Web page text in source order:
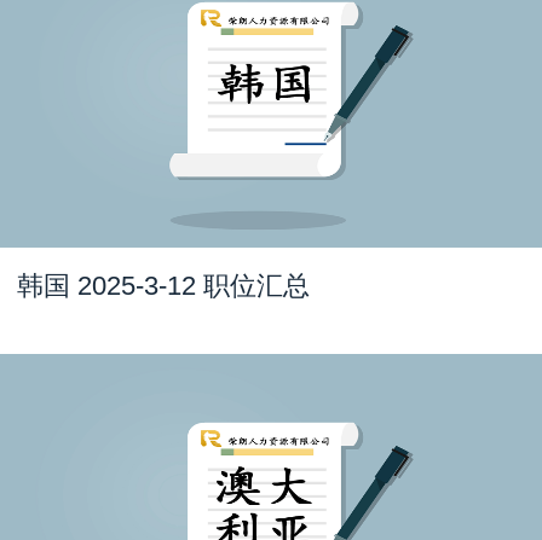
韩国 2025-3-12 职位汇总